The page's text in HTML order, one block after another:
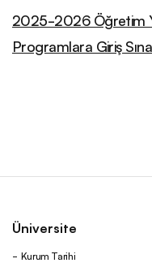
2025-2026 Öğretim
Programlara Giriş
Üniversite
Kurum Tarihi